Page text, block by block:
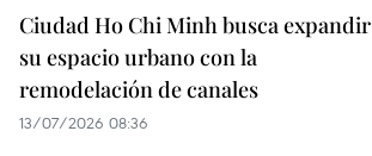
Ciudad Ho Chi Minh busca expandir
su espacio urbano con la
remodelación de canales
13/07/2026 08:36